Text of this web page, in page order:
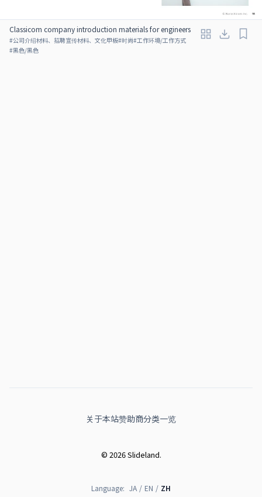
Classicom company introduction materials for engineers
#公司介绍材料、招聘宣传材料、文化甲板#时尚#工作环境/工作方式
#黑色/黑色
关于本站赞助商分类一览
© 2026 Slideland.
Language: JA / EN / ZH